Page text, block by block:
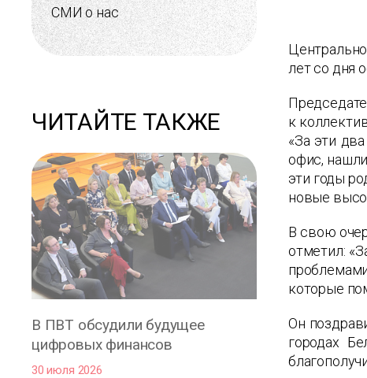
СМИ о нас
ЧИТАЙТЕ ТАКЖЕ
В ПВТ обсудили будущее
цифровых финансов
30 июля 2026
лет со дня
к
«За эти
офис,
эти годы
новые
В свою
отметил:
которые
Он
городах